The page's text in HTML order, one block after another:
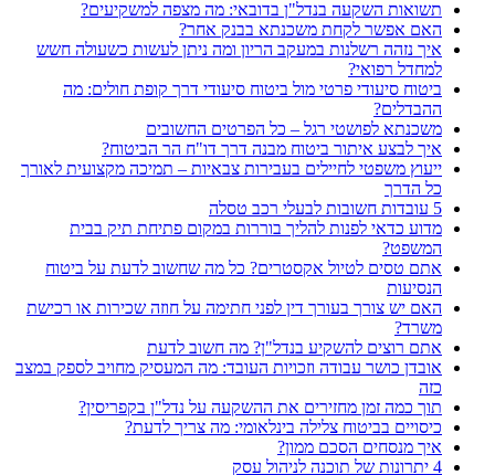
תשואות השקעה בנדל"ן בדובאי: מה מצפה למשקיעים?
האם אפשר לקחת משכנתא בבנק אחר?
איך נזהה רשלנות במעקב הריון ומה ניתן לעשות כשעולה חשש
למחדל רפואי?
ביטוח סיעודי פרטי מול ביטוח סיעודי דרך קופת חולים: מה
ההבדלים?
משכנתא לפושטי רגל – כל הפרטים החשובים
איך לבצע איתור ביטוח מבנה דרך דו"ח הר הביטוח?
ייעוץ משפטי לחיילים בעבירות צבאיות – תמיכה מקצועית לאורך
כל הדרך
5 עובדות חשובות לבעלי רכב טסלה
מדוע כדאי לפנות להליך בוררות במקום פתיחת תיק בבית
המשפט?
אתם טסים לטיול אקסטרים? כל מה שחשוב לדעת על ביטוח
הנסיעות
האם יש צורך בעורך דין לפני חתימה על חוזה שכירות או רכישת
משרד?
אתם רוצים להשקיע בנדל"ן? מה חשוב לדעת
אובדן כושר עבודה וזכויות העובד: מה המעסיק מחויב לספק במצב
כזה
תוך כמה זמן מחזירים את ההשקעה על נדל"ן בקפריסין?
כיסויים בביטוח צלילה בינלאומי: מה צריך לדעת?
איך מנסחים הסכם ממון?
4 יתרונות של תוכנה לניהול עסק